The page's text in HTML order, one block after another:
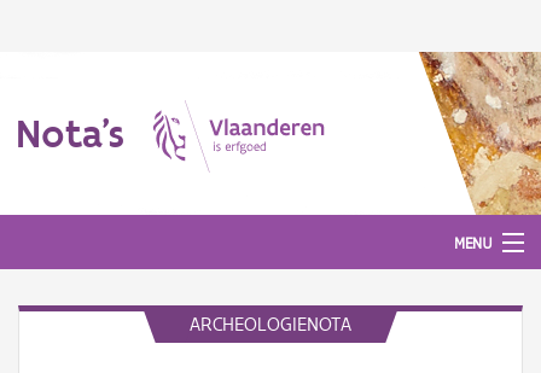
Nota's
MENU
ARCHEOLOGIENOTA